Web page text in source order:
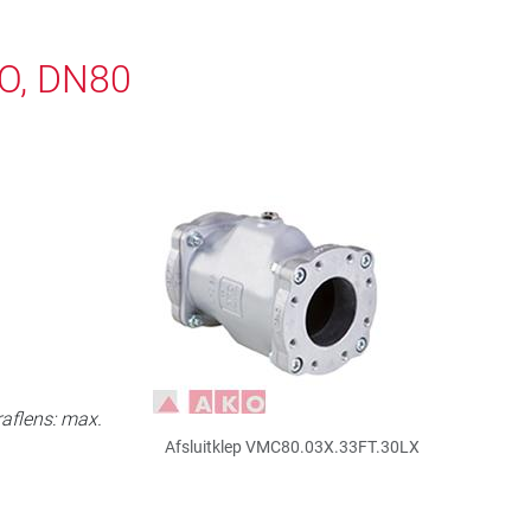
DN80
max.
Afsluitklep VMC80.03X.33FT.30LX